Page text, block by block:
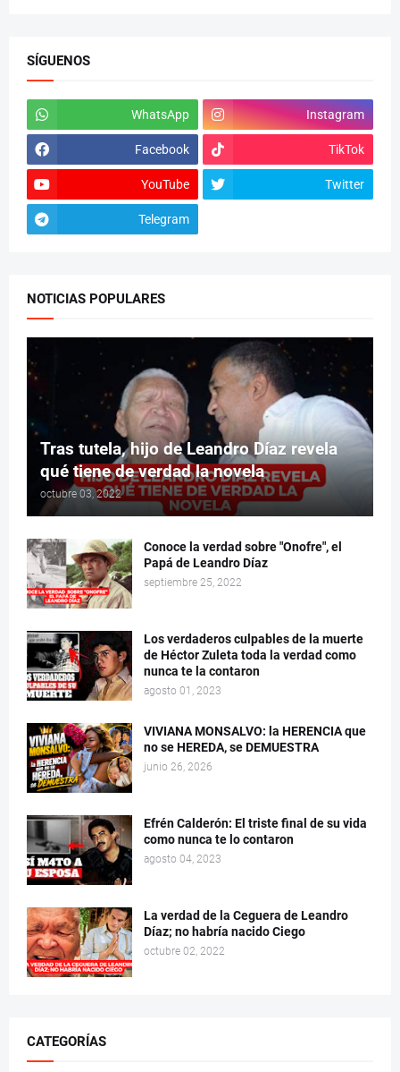
SÍGUENOS
WhatsApp Instagram
Facebook TikTok
YouTube Twitter
Telegram
NOTICIAS POPULARES
Tras tutela, hijo de Leandro Díaz revela
qué tiene de verdad la novela
octubre 03, 2022
Conoce la verdad sobre "Onofre", el
Papá de Leandro Díaz
septiembre 25, 2022
Los verdaderos culpables de la muerte
de Héctor Zuleta toda la verdad como
nunca te la contaron
agosto 01, 2023
VIVIANA MONSALVO: la HERENCIA que
no se HEREDA, se DEMUESTRA
junio 26, 2026
Efrén Calderón: El triste final de su vida
como nunca te lo contaron
agosto 04, 2023
La verdad de la Ceguera de Leandro
Díaz; no habría nacido Ciego
octubre 02, 2022
CATEGORÍAS